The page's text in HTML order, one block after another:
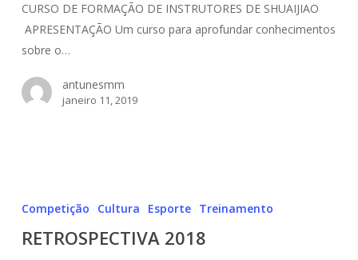
CURSO DE FORMAÇÃO DE INSTRUTORES DE SHUAIJIAO
APRESENTAÇÃO Um curso para aprofundar conhecimentos
sobre o…
antunesmm
janeiro 11, 2019
Competição Cultura Esporte Treinamento
RETROSPECTIVA 2018